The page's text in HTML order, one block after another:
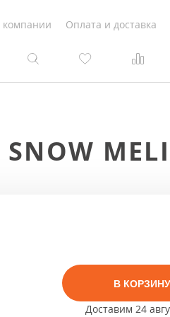
Оплата и доставка
В КОРЗИНУ
Доставим24